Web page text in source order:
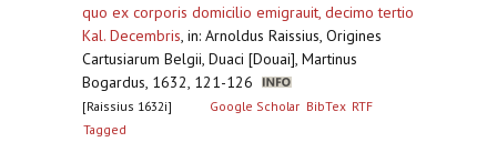
quo ex corporis domicilio emigrauit, decimo tertio
Kal. Decembris, in: Arnoldus Raissius, Origines
Cartusiarum Belgii, Duaci [Douai], Martinus
Bogardus, 1632, 121-126
[Raissius 1632i] Google Scholar BibTex RTF
Tagged